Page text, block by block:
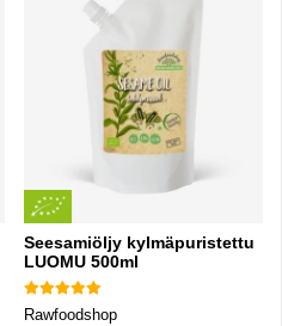
Seesamiöljy kylmäpuristettu
LUOMU 500ml
Rawfoodshop